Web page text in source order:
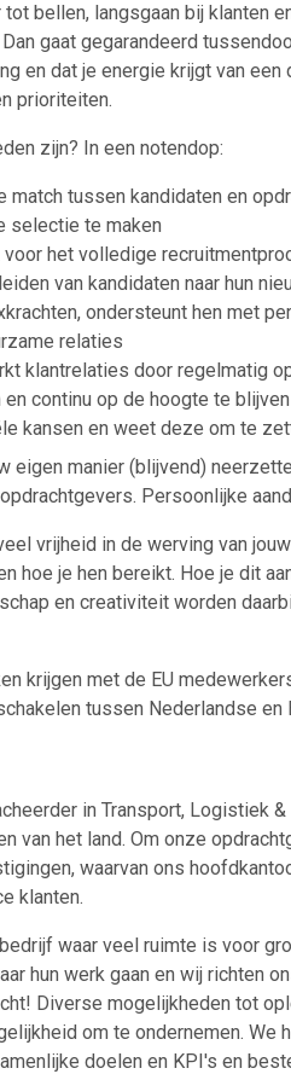
bellen, langsgaan bij klanten
gaat gegarandeerd
en dat je energie krijgt van een
prioriteiten.
zijn? In een notendop:
tussen kandidaten en
selectie te maken
het volledige
van kandidaten naar hun
ondersteunt hen met
relaties
klantrelaties door regelmatig
continu op de hoogte te
kansen en weet deze om te
eigen manier (blijvend)
Persoonlijke
vrijheid in de werving van
hoe je hen bereikt. Hoe je dit
en creativiteit worden
krijgen met de EU
tussen Nederlandse en
in Transport, Logistiek
van het land. Om onze
waarvan ons
klanten.
waar veel ruimte is voor
hun werk gaan en wij richten
Diverse mogelijkheden tot
om te ondernemen. We
doelen en KPI's en
direct in je mailbox
Ingezonden ABU Bureau
Arbeid
ZiPconomy